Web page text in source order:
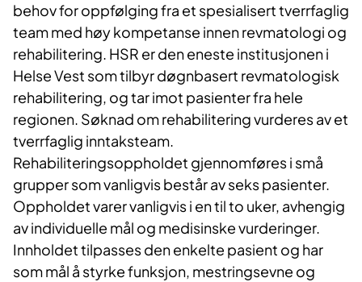
behov for oppfølging fra et spesialisert tverrfaglig
team med høy kompetanse innen revmatologi og
rehabilitering. HSR er den eneste institusjonen i
Helse Vest som tilbyr døgnbasert revmatologisk
rehabilitering, og tar imot pasienter fra hele
regionen. Søknad om rehabilitering vurderes av et
tverrfaglig inntaksteam.
Rehabiliteringsoppholdet gjennomføres i små
grupper som vanligvis består av seks pasienter.
Oppholdet varer vanligvis i en til to uker, avhengig
av individuelle mål og medisinske vurderinger.
Innholdet tilpasses den enkelte pasient og har
som mål å styrke funksjon, mestringsevne og